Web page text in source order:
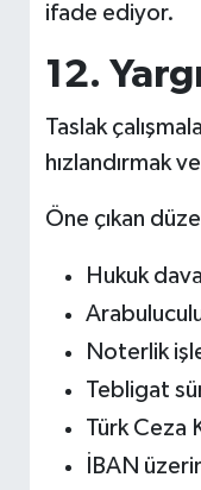
ifade ediyor.
12.
Taslak
hızlandırmak
Öne çıkan
Hukuk
Noterlik
Tebligat
Türk Ceza
İBAN